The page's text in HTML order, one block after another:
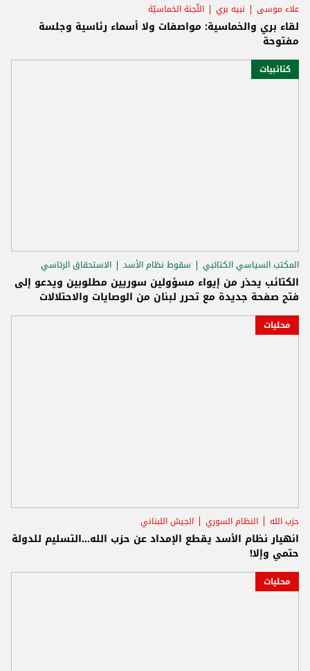
علاء موسى نبيه بري اللّجنة الخماسيّة
لقاء بري والخماسية: مواصفات ولا أسماء رئاسية وجلسة
مفتوحة
كتائبيات
المكتب السياسي الكتائبي سقوط نظام الأسد الاستحقاق الرئاسي
الكتائب يحذر من إيواء مسؤولين سوريين مطلوبين ويدعو إلى
فتح صفحة جديدة مع تحرر لبنان من الوصايات والاحتلالات
محليات
حزب الله النظام السوري الجيش اللبناني
انهيار نظام الأسد يقطع الإمداد عن حزب الله...التسليم للدولة
حتمي وإلا!
محليات